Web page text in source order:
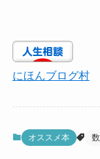
にほんブログ村
オススメ本